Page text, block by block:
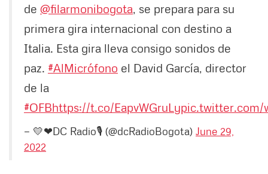
de @filarmonibogota, se prepara para su
primera gira internacional con destino a
Italia. Esta gira lleva consigo sonidos de
paz. #AlMicrófono el David García, director
de la
#OFBhttps://t.co/EapvWGruLypic.twitter.com/
— 💛❤DC Radio🎙 (@dcRadioBogota) June 29,
2022